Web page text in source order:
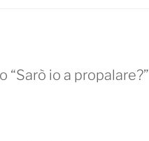
“Sarò io a propalare?”